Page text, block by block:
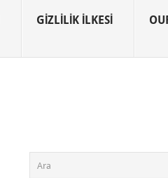
GIZLILIK İLKESI